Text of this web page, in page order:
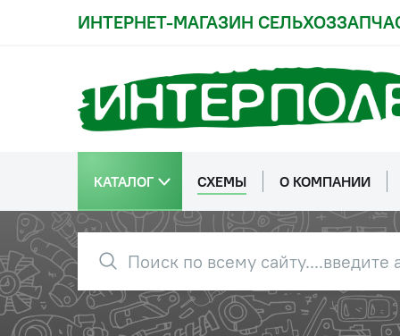
ИНТЕРНЕТ-МАГАЗИН
КАТАЛОГ СХЕМЫ О КОМПАНИИ